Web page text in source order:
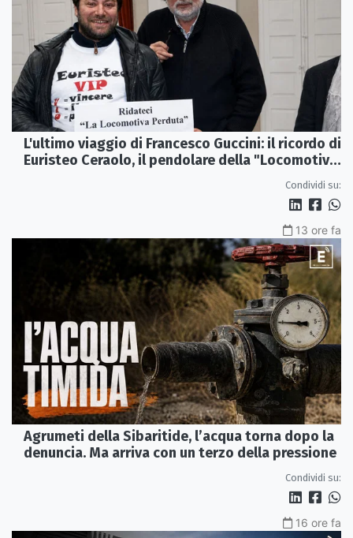
L'ultimo viaggio di Francesco Guccini: il ricordo di
Euristeo Ceraolo, il pendolare della "Locomotiva
Condividi su:
13 ore fa
Agrumeti della Sibaritide, l’acqua torna dopo la
denuncia. Ma arriva con un terzo della pressione
Condividi su:
16 ore fa